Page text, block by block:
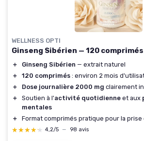
WELLNESS OPTI
Ginseng Sibérien — 120 comprimés
＋ Ginseng Sibérien — extrait naturel
＋
120 comprimés : environ 2 mois
＋
Dose journalière 2000 mg clairement
＋
Soutien à l'activité quotidienne et aux
mentales
＋
Format comprimés pratique pour la
★★★★★
★★★★★ 4,2/5 — 98 avis